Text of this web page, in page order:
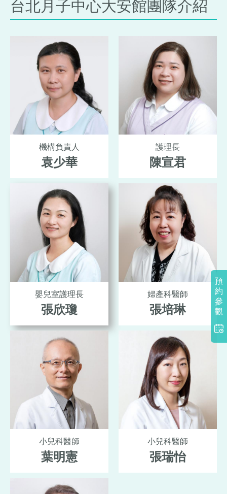
預
約
參
觀
台北月子中心大安館團隊介紹
機構負責人
袁少華
護理長
陳宣君
嬰兒室護理長
張欣瓊
婦產科醫師
張培琳
小兒科醫師
葉明憲
小兒科醫師
張瑞怡